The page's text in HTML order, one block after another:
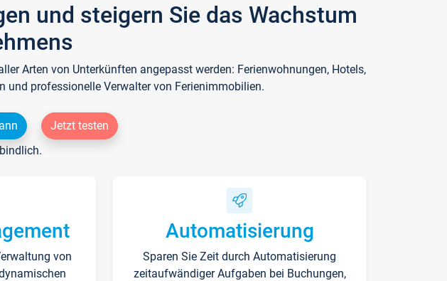
und steigern Sie das Wachstum
Arten von Unterkünften angepasst werden: Ferienwohnungen, Hotels,
und professionelle Verwalter von Ferienimmobilien.
Jetzt testen
von
Automatisierung
Sparen Sie Zeit durch Automatisierung
zeitaufwändiger Aufgaben bei Buchungen,